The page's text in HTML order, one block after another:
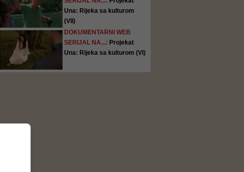
Una: Rijeka sa kulturom
(VII)
DOKUMENTARNI WEB
SERIJAL NA...: Projekat
Una: Rijeka sa kulturom (VI)